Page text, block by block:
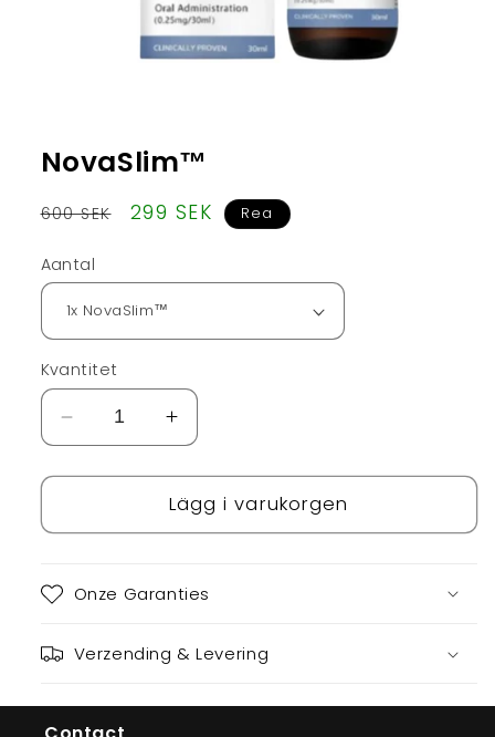
NovaSlim™
Ordinarie
600 SEK Försäljningspris
299 SEK Rea
Aantal
Kvantitet
Minska
kvantitet
för
NovaSlim™
Öka
kvantitet
för
NovaSlim™
Lägg i varukorgen
Onze Garanties
Verzending & Levering